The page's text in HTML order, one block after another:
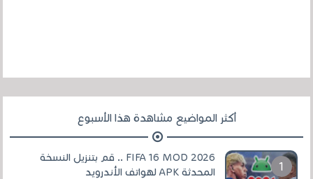
أكثر المواضيع مشاهدة هذا الأسبوع
FIFA 16 MOD 2026 .. قم بتنزيل النسخة
المحدثة APK لهواتف الأندرويد